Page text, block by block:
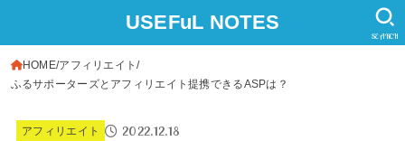
USEFuL NOTES
SEARCH
HOME アフィリエイト
ふるサポーターズとアフィリエイト提携できるASPは？
アフィリエイト 2022.12.18